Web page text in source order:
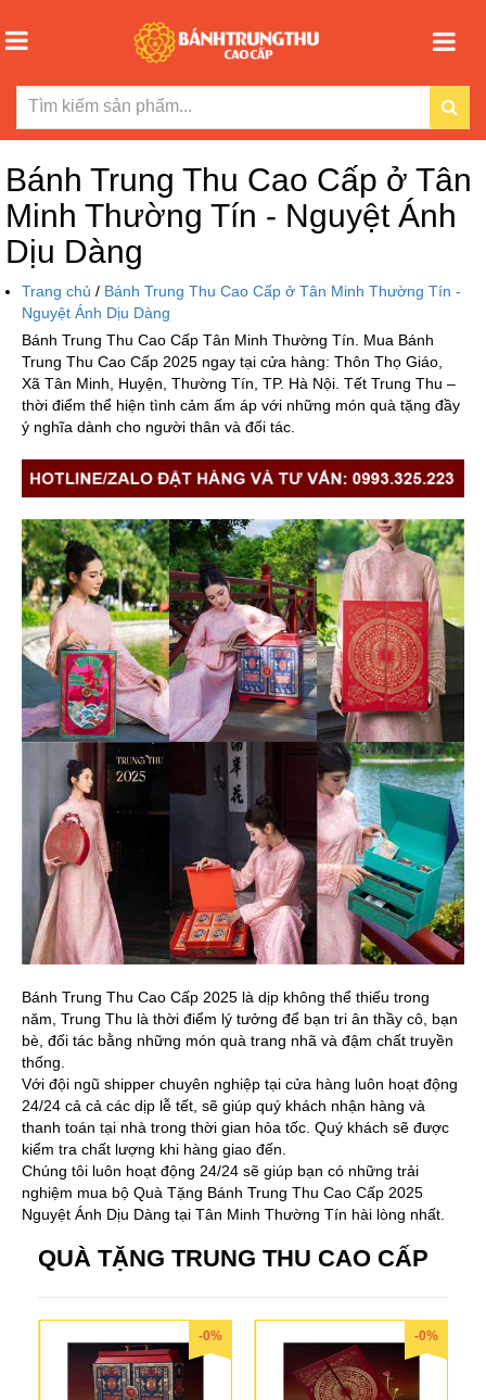
Bánh Trung Thu Cao Cấp ở Tân
Minh Thường Tín - Nguyệt Ánh
Dịu Dàng
Trang chủ / Bánh Trung Thu Cao Cấp ở Tân Minh Thường Tín -
Nguyệt Ánh Dịu Dàng
Bánh Trung Thu Cao Cấp Tân Minh Thường Tín. Mua Bánh
Trung Thu Cao Cấp 2025 ngay tại cửa hàng: Thôn Thọ Giáo,
Xã Tân Minh, Huyện, Thường Tín, TP. Hà Nội. Tết Trung Thu –
thời điểm thể hiện tình cảm ấm áp với những món quà tặng đầy
ý nghĩa dành cho người thân và đối tác.
Bánh Trung Thu Cao Cấp 2025 là dịp không thể thiếu trong
năm, Trung Thu là thời điểm lý tưởng để bạn tri ân thầy cô, bạn
bè, đối tác bằng những món quà trang nhã và đậm chất truyền
thống.
Với đội ngũ shipper chuyên nghiệp tại cửa hàng luôn hoạt động
24/24 cả cả các dịp lễ tết, sẽ giúp quý khách nhận hàng và
thanh toán tại nhà trong thời gian hỏa tốc. Quý khách sẽ được
kiểm tra chất lượng khi hàng giao đến.
Chúng tôi luôn hoạt động 24/24 sẽ giúp bạn có những trải
nghiệm mua bộ Quà Tặng Bánh Trung Thu Cao Cấp 2025
Nguyệt Ánh Dịu Dàng tại Tân Minh Thường Tín hài lòng nhất.
QUÀ TẶNG TRUNG THU CAO CẤP
-0% -0%